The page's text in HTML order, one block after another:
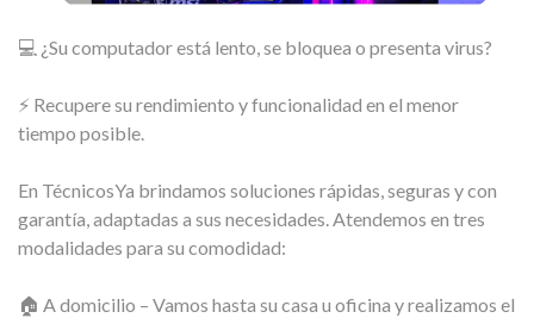
💻 ¿Su computador está lento, se bloquea o presenta virus?
⚡ Recupere su rendimiento y funcionalidad en el menor
tiempo posible.
En TécnicosYa brindamos soluciones rápidas, seguras y con
garantía, adaptadas a sus necesidades. Atendemos en tres
modalidades para su comodidad:
🏠 A domicilio – Vamos hasta su casa u oficina y realizamos el